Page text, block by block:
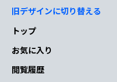
旧デザインに切り替える
トップ
お気に入り
閲覧履歴